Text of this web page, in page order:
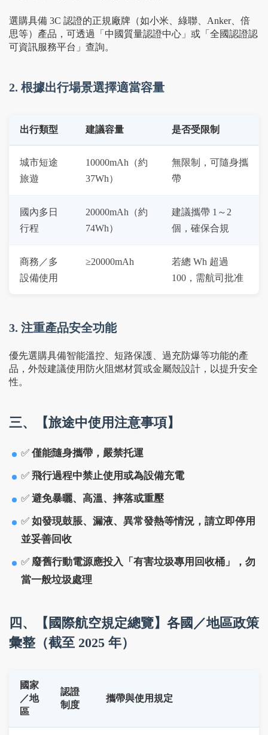
選購具備 3C 認證的正規廠牌（如小米、綠聯、Anker、倍
思等）產品，可透過「中國質量認證中心」或「全國認證認
可資訊服務平台」查詢。
2. 根據出行場景選擇適當容量
出行類型 建議容量 是否受限制
城市短途
旅遊
10000mAh（約
37Wh）
無限制，可隨身攜
帶
國內多日
行程
20000mAh（約
74Wh）
建議攜帶 1～2
個，確保合規
商務／多
設備使用
≥20000mAh
若總 Wh 超過
100，需航司批准
3. 注重產品安全功能
優先選購具備智能溫控、短路保護、過充防爆等功能的產
品，外殼建議使用防火阻燃材質或金屬殼設計，以提升安全
性。
三、【旅途中使用注意事項】
✅ 僅能隨身攜帶，嚴禁托運
✅ 飛行過程中禁止使用或為設備充電
✅ 避免暴曬、高溫、摔落或重壓
✅ 如發現鼓脹、漏液、異常發熱等情況，請立即停用
並妥善回收
✅ 廢舊行動電源應投入「有害垃圾專用回收桶」，勿
當一般垃圾處理
四、【國際航空規定總覽】各國／地區政策
彙整（截至 2025 年）
國家
／地
區
認證
制度
攜帶與使用規定